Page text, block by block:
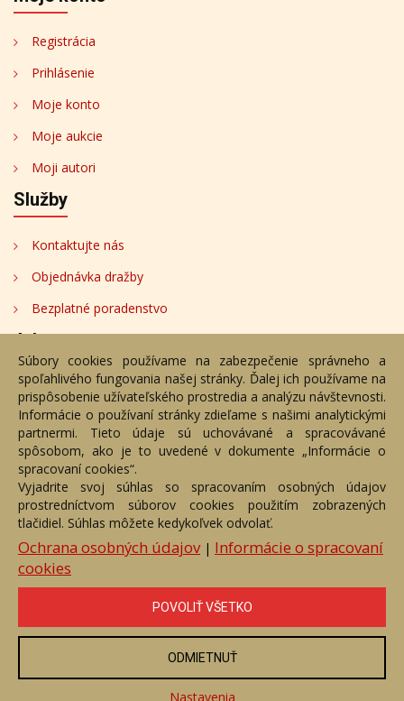
Registrácia
Prihlásenie
Moje konto
Moje aukcie
Moji autori
Služby
Kontaktujte nás
Objednávka dražby
Bezplatné poradenstvo
Adresa
Nižný Hrušov 333, 094 22, Slovenská republika
+421 905 356 921
+421 905 959 101
dartesro@dartesro.sk
Hlavná stránka Aukčný katalóg
Objednávka dražby
Termíny aukcií
Online Aukcia
DARTE AUKČNÁ SPOLOČNOSŤ s.r.o. © 2007 - 2026
Akékoľvek používanie obrazových a textových súčastí tejto stránky je
podmienené výslovným súhlasom jej vlastníka. Všetky práva sú
vyhradené.
Súbory cookies používame na zabezpečenie správneho a
spoľahlivého fungovania našej stránky. Ďalej ich používame na
prispôsobenie užívateľského prostredia a analýzu návštevnosti.
Informácie o používaní stránky zdieľame s našimi analytickými
partnermi. Tieto údaje sú uchovávané a spracovávané
spôsobom, ako je to uvedené v dokumente „Informácie o
spracovaní cookies“.
Vyjadrite svoj súhlas so spracovaním osobných údajov
prostredníctvom súborov cookies použitím zobrazených
tlačidiel. Súhlas môžete kedykoľvek odvolať.
Ochrana osobných údajov| Informácie o spracovaní
cookies
POVOLIŤ VŠETKO
ODMIETNUŤ
Nastavenia